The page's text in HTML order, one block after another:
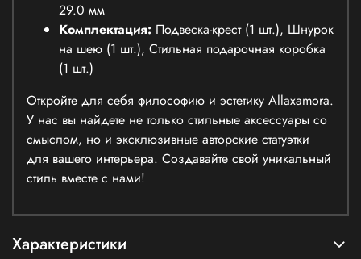
29.0 мм
Комплектация: Подвеска-крест (1 шт.), Шнурок
на шею (1 шт.), Стильная подарочная коробка
(1 шт.)
Откройте для себя философию и эстетику Allaxamora.
У нас вы найдете не только стильные аксессуары со
смыслом, но и эксклюзивные авторские статуэтки
для вашего интерьера. Создавайте свой уникальный
стиль вместе с нами!
Характеристики